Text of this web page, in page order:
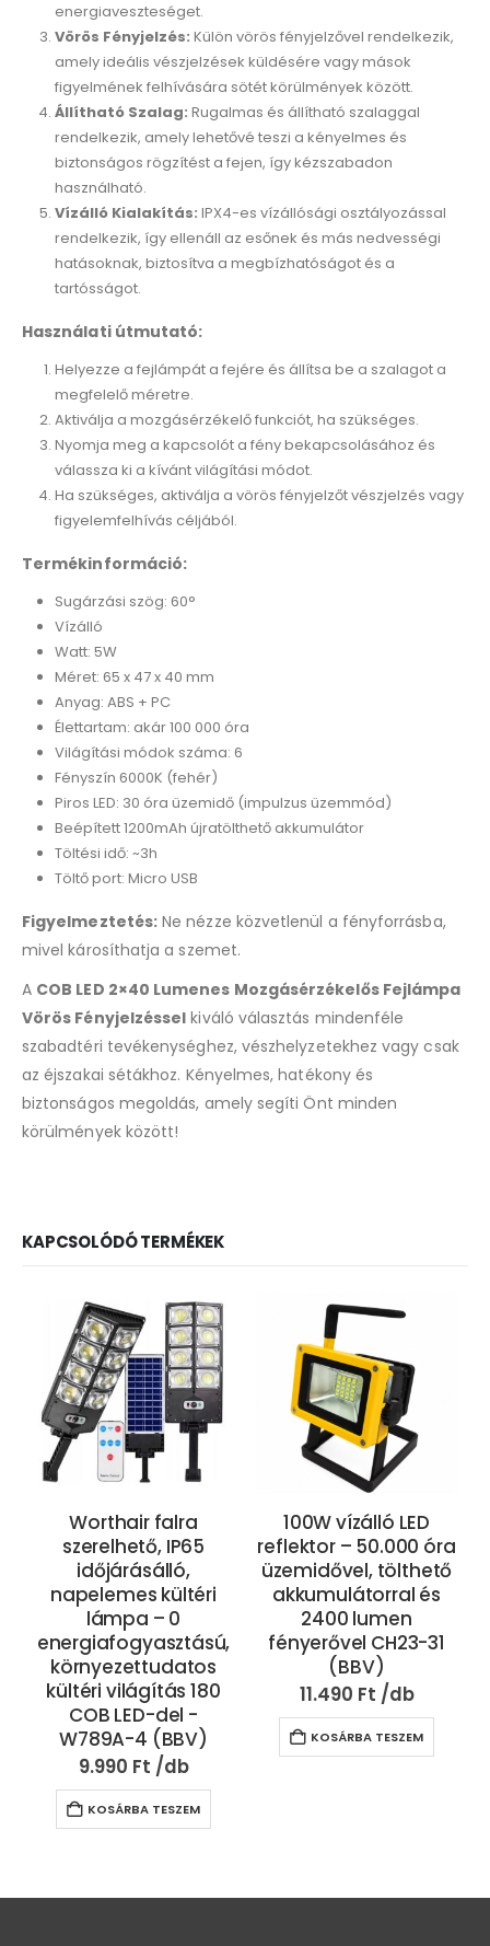
energiaveszteséget.
Vörös Fényjelzés: Külön vörös fényjelzővel rendelkezik,
amely ideális vészjelzések küldésére vagy mások
figyelmének felhívására sötét körülmények között.
Állítható Szalag: Rugalmas és állítható szalaggal
rendelkezik, amely lehetővé teszi a kényelmes és
biztonságos rögzítést a fejen, így kézszabadon
használható.
Vízálló Kialakítás: IPX4-es vízállósági osztályozással
rendelkezik, így ellenáll az esőnek és más nedvességi
hatásoknak, biztosítva a megbízhatóságot és a
tartósságot.
Használati útmutató:
Helyezze a fejlámpát a fejére és állítsa be a szalagot a
megfelelő méretre.
Aktiválja a mozgásérzékelő funkciót, ha szükséges.
Nyomja meg a kapcsolót a fény bekapcsolásához és
válassza ki a kívánt világítási módot.
Ha szükséges, aktiválja a vörös fényjelzőt vészjelzés vagy
figyelemfelhívás céljából.
Termékinformáció:
Sugárzási szög: 60°
Vízálló
Watt: 5W
Méret: 65 x 47 x 40 mm
Anyag: ABS + PC
Élettartam: akár 100 000 óra
Világítási módok száma: 6
Fényszín 6000K (fehér)
Piros LED: 30 óra üzemidő (impulzus üzemmód)
Beépített 1200mAh újratölthető akkumulátor
Töltési idő: ~3h
Töltő port: Micro USB
Figyelmeztetés: Ne nézze közvetlenül a fényforrásba,
mivel károsíthatja a szemet.
A COB LED 2×40 Lumenes Mozgásérzékelős Fejlámpa
Vörös Fényjelzéssel kiváló választás mindenféle
szabadtéri tevékenységhez, vészhelyzetekhez vagy csak
az éjszakai sétákhoz. Kényelmes, hatékony és
biztonságos megoldás, amely segíti Önt minden
körülmények között!
KAPCSOLÓDÓ TERMÉKEK
Worthair falra
szerelhető, IP65
időjárásálló,
napelemes kültéri
lámpa – 0
energiafogyasztású,
környezettudatos
kültéri világítás 180
COB LED-del -
W789A-4 (BBV)
9.990 Ft
KOSÁRBA TESZEM
100W vízálló LED
reflektor – 50.000 óra
üzemidővel, tölthető
akkumulátorral és
2400 lumen
fényerővel CH23-31
(BBV)
11.490 Ft
KOSÁRBA TESZEM